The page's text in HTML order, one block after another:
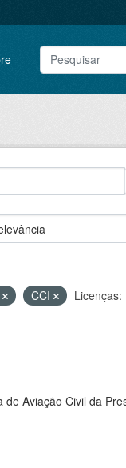
CCI
Licenças:
Aviação Civil da